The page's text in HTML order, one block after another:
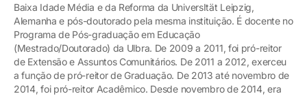
Baixa Idade Média e da Reforma da UniversItät Leipzig,
Alemanha e pós-doutorado pela mesma instituição. É docente no
Programa de Pós-graduação em Educação
(Mestrado/Doutorado) da Ulbra. De 2009 a 2011, foi pró-reitor
de Extensão e Assuntos Comunitários. De 2011 a 2012, exerceu
a função de pró-reitor de Graduação. De 2013 até novembro de
2014, foi pró-reitor Acadêmico. Desde novembro de 2014, era